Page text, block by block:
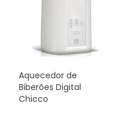
Aquecedor de
Biberões Digital
Chicco